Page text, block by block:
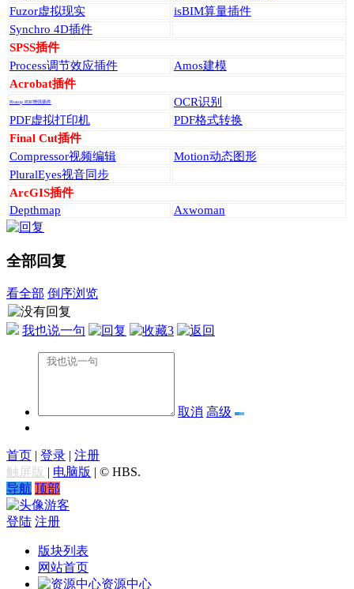
Fuzor虚拟现实
isBIM算量插件
Synchro 4D插件
SPSS插件
Process调节效应插件
Amos建模
Acrobat插件
Pitstop PDF增强插件
OCR识别
PDF虚拟打印机
PDF格式转换
Final Cut插件
Compressor视频编辑
Motion动态图形
PluralEyes视音同步
ArcGIS插件
Depthmap
Axwoman
全部回复
看全部 倒序浏览
我也说一句 3
取消 高级
首页 | 登录 | 注册
触屏版 | 电脑版 | © HBS.
导航 顶部
游客
登陆 注册
版块列表
网站首页
资源中心